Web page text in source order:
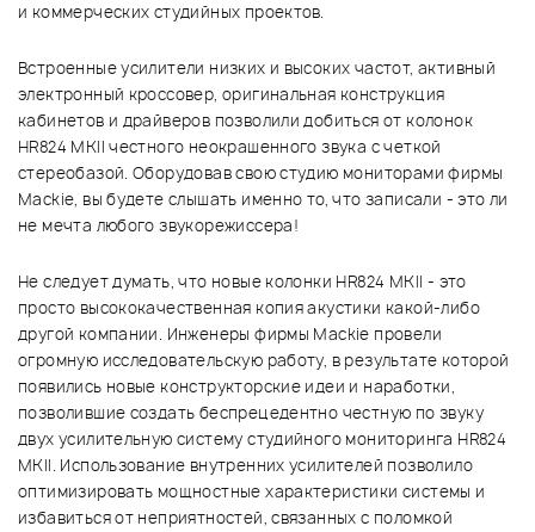
и коммерческих студийных проектов.
Встроенные усилители низких и высоких частот, активный
электронный кроссовер, оригинальная конструкция
кабинетов и драйверов позволили добиться от колонок
HR824 MKII честного неокрашенного звука с четкой
стереобазой. Оборудовав свою студию мониторами фирмы
Mackie, вы будете слышать именно то, что записали - это ли
не мечта любого звукорежиссера!
Не следует думать, что новые колонки HR824 MKII - это
просто высококачественная копия акустики какой-либо
другой компании. Инженеры фирмы Mackie провели
огромную исследовательскую работу, в результате которой
появились новые конструкторские идеи и наработки,
позволившие создать беспрецедентно честную по звуку
двух усилительную систему студийного мониторинга HR824
MKII. Использование внутренних усилителей позволило
оптимизировать мощностные характеристики системы и
избавиться от неприятностей, связанных с поломкой